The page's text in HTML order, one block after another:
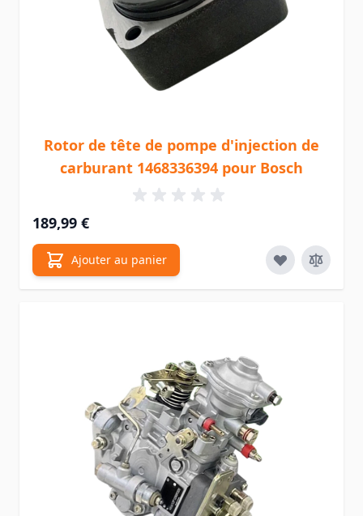
Rotor de tête de pompe d'injection de
carburant 1468336394 pour Bosch
189,99 €
Ajouter au panier